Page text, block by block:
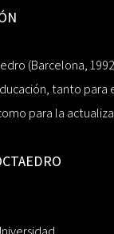
(Barcelona,
tanto para
para la